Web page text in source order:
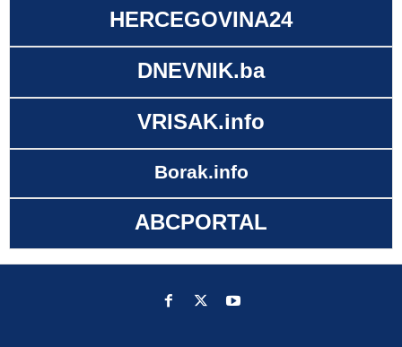
HERCEGOVINA24
DNEVNIK.ba
VRISAK.info
Borak.info
ABCPORTAL